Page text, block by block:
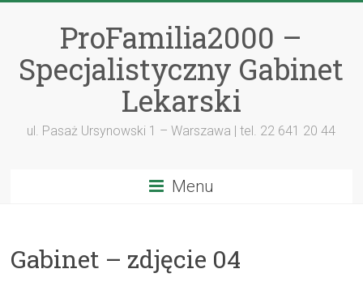
ProFamilia2000 –
Specjalistyczny Gabinet
Lekarski
ul. Pasaż Ursynowski 1 – Warszawa | tel. 22 641 20 44
Menu
Gabinet – zdjęcie 04